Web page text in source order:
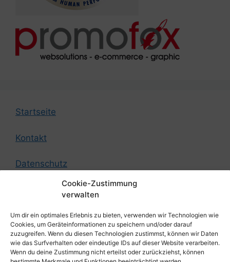
Cookie-Zustimmung
verwalten
Um dir ein optimales Erlebnis zu bieten, verwenden wir Technologien wie
Cookies, um Geräteinformationen zu speichern und/oder darauf
zuzugreifen. Wenn du diesen Technologien zustimmst, können wir Daten
wie das Surfverhalten oder eindeutige IDs auf dieser Website verarbeiten.
Wenn du deine Zustimmung nicht erteilst oder zurückziehst, können
Startseite
Kontakt
Datenschutz
© by German Federation of Strength Athletes
Design byPromofox Webdesign aus Cottbus